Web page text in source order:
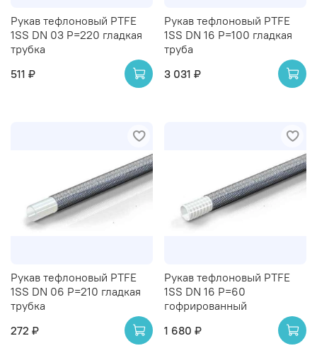
Рукав тефлоновый PTFE
1SS DN 03 P=220 гладкая
трубка
511 ₽
Рукав тефлоновый PTFE
1SS DN 16 P=100 гладкая
труба
3 031 ₽
Рукав тефлоновый PTFE
1SS DN 06 P=210 гладкая
трубка
272 ₽
Рукав тефлоновый PTFE
1SS DN 16 P=60
гофрированный
1 680 ₽